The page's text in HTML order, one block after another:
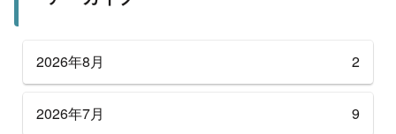
2026年8月 2
2026年7月 9